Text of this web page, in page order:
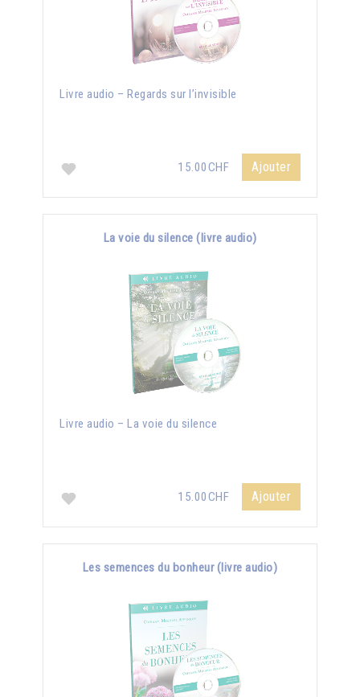
Livre audio – Regards sur l’invisible
15.00CHF Ajouter
La voie du silence (livre audio)
Livre audio – La voie du silence
15.00CHF Ajouter
Les semences du bonheur (livre audio)